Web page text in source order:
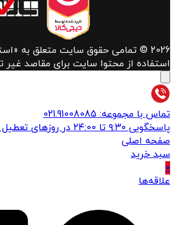
2026 © تمامی حقوق سایت متعلق به
استفاده از محتوا سایت برای مقاصد غیر
تماس با مجموعه: 021.91008085
پاسخگویی ۹:۳۰ تا ۲۴:00 در روزهای تعطیل ۱۵:00 تا ۲۰:۰۰
صفحه اصلی
سبد خرید
0
علاقه‌ها